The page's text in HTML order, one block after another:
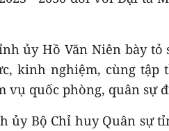
ủy Hồ Văn Niên bày
kinh nghiệm, cùng tập
vụ quốc phòng, quân sự
Bộ Chỉ huy Quân sự